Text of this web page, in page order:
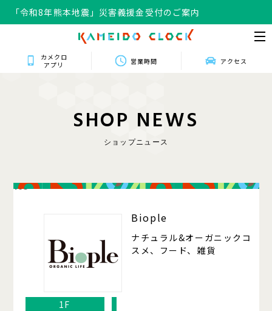
「令和8年熊本地震」災害義援金受付のご案内
カメクロ
アプリ
営業時間 アクセス
SHOP NEWS
ショップニュース
105
Biople
ナチュラル&オーガニックコ
スメ、フード、雑貨
1F